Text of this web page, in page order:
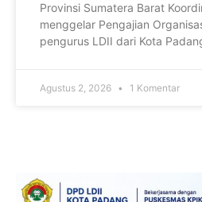
Provinsi Sumatera Barat
menggelar Pengajian
pengurus LDII dari Kota
Agustus 2, 2026 1 Komentar